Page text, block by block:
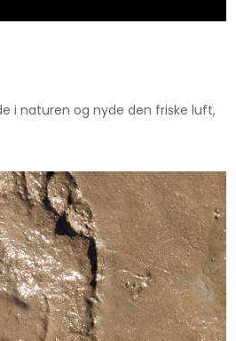
i naturen og nyde den friske luft,